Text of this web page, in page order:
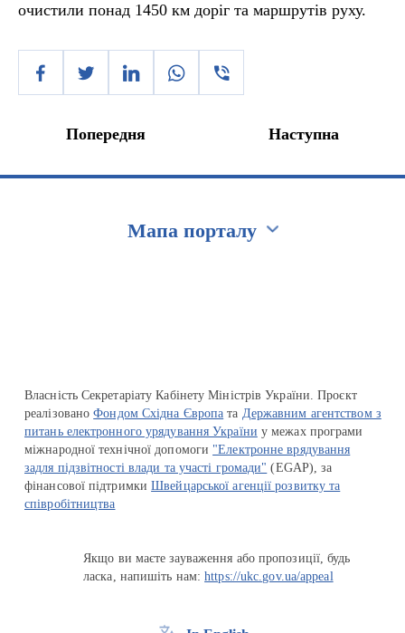
очистили понад 1450 км доріг та маршрутів руху.
Попередня Наступна
Мапа порталу
Власність Секретаріату Кабінету Міністрів України. Проєкт
реалізованоФондом Східна Європа та Державним агентством з
питань електронного урядування України у межах програми
міжнародної технічної допомоги "Електронне врядування
задля підзвітності влади та участі громади" (EGAP), за
фінансової підтримкиШвейцарської агенції розвитку та
співробітництва
Якщо ви маєте зауваження або пропозиції, будь
ласка, напишіть нам:https://ukc.gov.ua/appeal